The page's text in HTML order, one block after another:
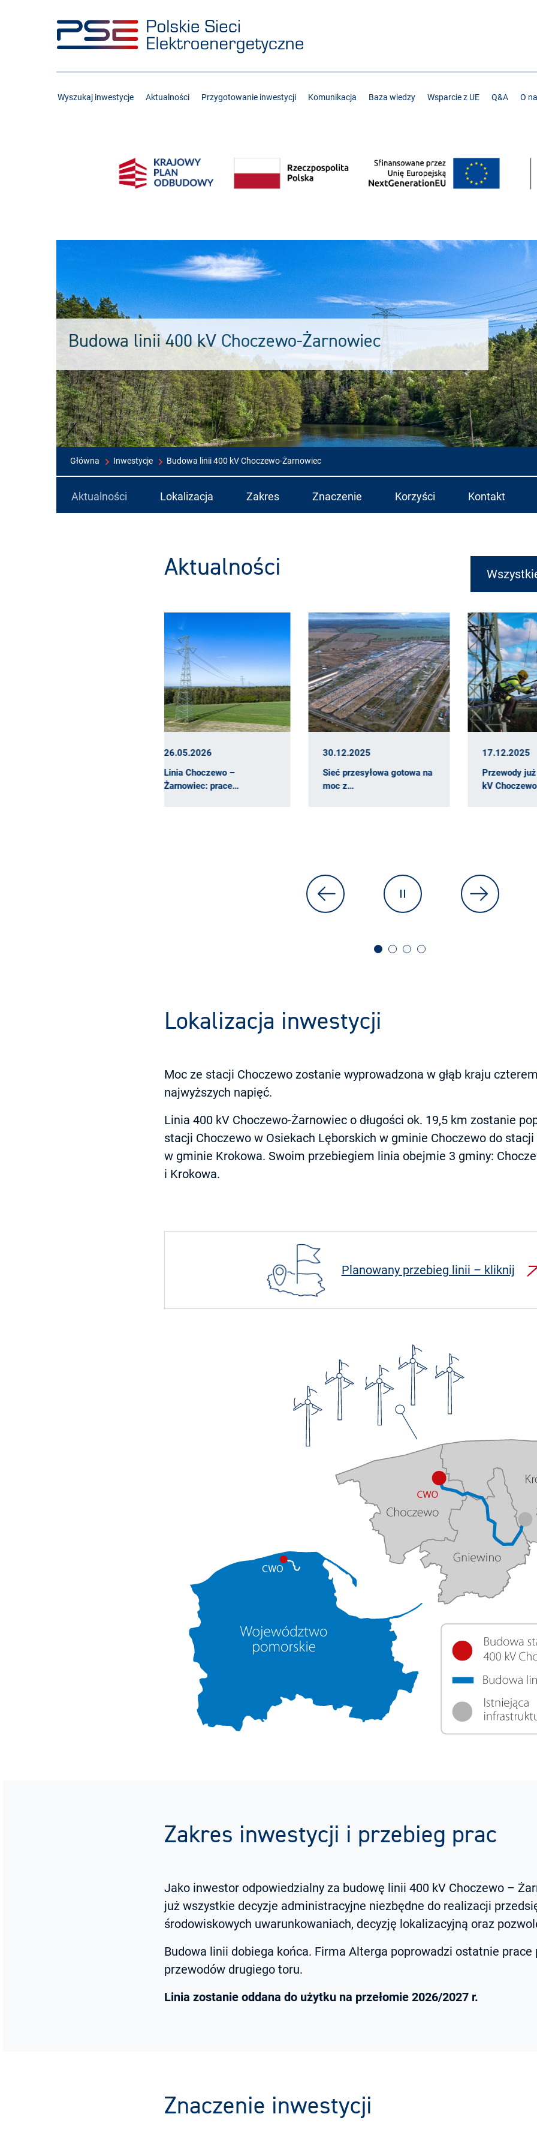
Wyszukaj inwestycje Aktualności Przygotowanie inwestycji Komunikacja Baza wiedzy Wsparcie z UE Q&A O
Budowa linii 400 kV Choczewo-Żarnowiec
Główna Inwestycje Budowa linii 400 kV Choczewo-Żarnowiec
Aktualności Lokalizacja Zakres Znaczenie Korzyści Kontakt
Aktualności
30.12.2025
Sieć przesyłowa gotowa na
moc z…
17.12.2025
Przewody już na linii 400
kV Choczewo…
linii…
Lokalizacja inwestycji
Moc ze stacji Choczewo zostanie wyprowadzona w głąb kraju
najwyższych napięć.
Linia 400 kV Choczewo-Żarnowiec o długości ok. 19,5 km zostanie
stacji Choczewo w Osiekach Lęborskich w gminie Choczewo do
w gminie Krokowa. Swoim przebiegiem linia obejmie 3 gminy:
i Krokowa.
Planowany przebieg linii – kliknij
Zakres inwestycji i przebieg prac
Jako inwestor odpowiedzialny za budowę linii 400 kV Choczewo –
już wszystkie decyzje administracyjne niezbędne do realizacji
środowiskowych uwarunkowaniach, decyzję lokalizacyjną oraz
Budowa linii dobiega końca. Firma Alterga poprowadzi ostatnie prace
przewodów drugiego toru.
Linia zostanie oddana do użytku na przełomie 2026/2027 r.
Znaczenie inwestycji